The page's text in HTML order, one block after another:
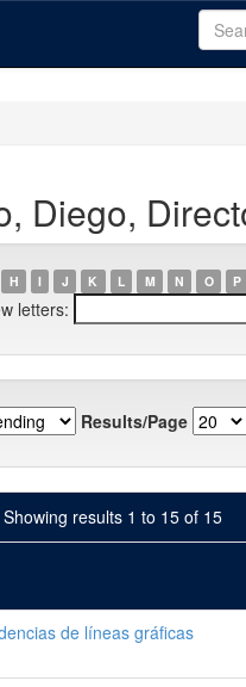
Diego,
H I J K L M N O P
letters:
Results/Page
Showing results 1 to 15 of 15
de líneas gráficas